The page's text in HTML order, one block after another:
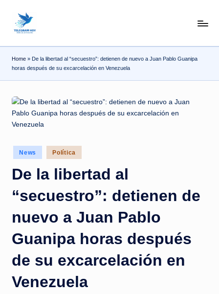
N
o
T
i
T
e
l
e
|
N
o
c
i
a
s
a
Home » De la libertad al “secuestro”: detienen de nuevo a Juan Pablo Guanipa
horas después de su excarcelación en Venezuela
Posted
in
News Política
De la libertad al
“secuestro”: detienen de
nuevo a Juan Pablo
Guanipa horas después
de su excarcelación en
Venezuela